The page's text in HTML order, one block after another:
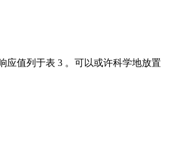
应值列于表 3 。可以或许科学地放置